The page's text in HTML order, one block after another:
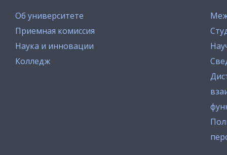
Об университете
Приемная комиссия
Наука и инновации
Колледж